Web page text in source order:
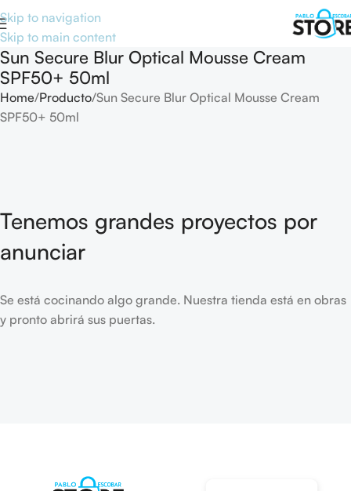
Skip to navigation
Skip to main content
Sun Secure Blur Optical Mousse Cream
SPF50+ 50ml
Home Producto Sun Secure Blur Optical Mousse Cream
SPF50+ 50ml
Tenemos grandes proyectos por
anunciar
Se está cocinando algo grande. Nuestra tienda está en obras
y pronto abrirá sus puertas.